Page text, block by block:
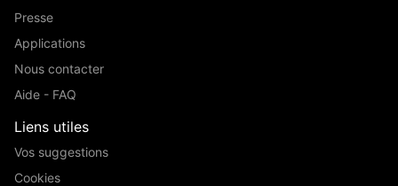
Presse
Applications
Nous contacter
Aide - FAQ
Liens utiles
Vos suggestions
Cookies